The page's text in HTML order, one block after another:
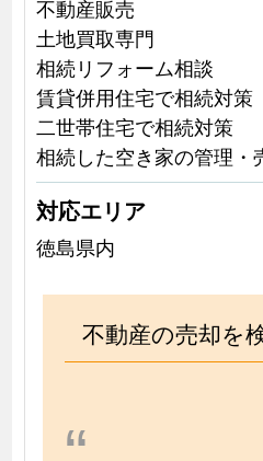
不動産販売
土地買取専門
相続リフォーム相談
賃貸併用住宅で相続対策
二世帯住宅で相続対策
相続した空き家の管理・
対応エリア
徳島県内
不動産の売却を